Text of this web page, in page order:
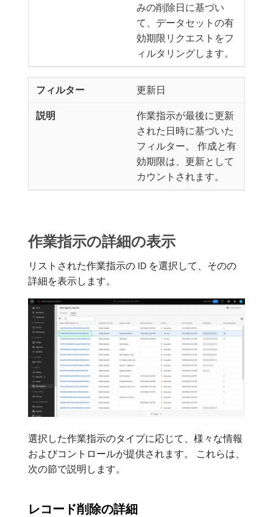
みの削除日に基づい
て、データセットの有
効期限リクエストをフ
ィルタリングします。
更新日
作業指示が最後に更新
された日時に基づいた
フィルター。 作成と有
効期限は、更新として
カウントされます。
作業指示の詳細の表示
リストされた作業指示の ID を選択して、そのの
詳細を表示します。
選択した作業指示のタイプに応じて、様々な情報
およびコントロールが提供されます。 これらは、
次の節で説明します。
レコード削除の詳細